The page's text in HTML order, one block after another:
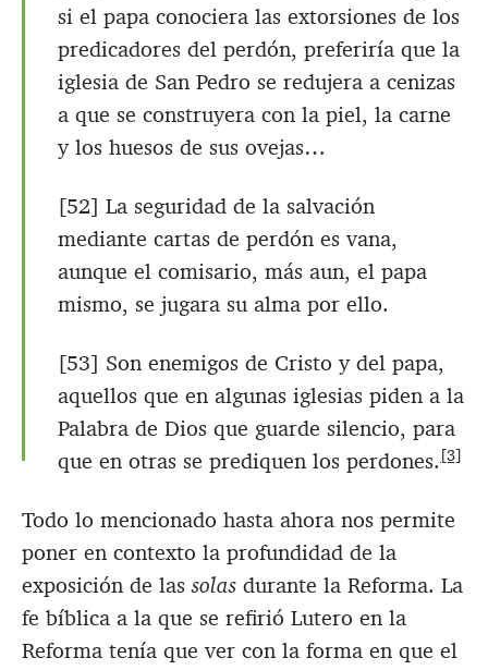
si el papa conociera las extorsiones de los
predicadores del perdón, preferiría que la
iglesia de San Pedro se redujera a cenizas
a que se construyera con la piel, la carne
y los huesos de sus ovejas…
[52] La seguridad de la salvación
mediante cartas de perdón es vana,
aunque el comisario, más aun, el papa
mismo, se jugara su alma por ello.
[53] Son enemigos de Cristo y del papa,
aquellos que en algunas iglesias piden a la
Palabra de Dios que guarde silencio, para
que en otras se prediquen los perdones. [3]
Todo lo mencionado hasta ahora nos permite
poner en contexto la profundidad de la
exposición de lassolas durante la Reforma. La
fe bíblica a la que se refirió Lutero en la
Reforma tenía que ver con la forma en que el